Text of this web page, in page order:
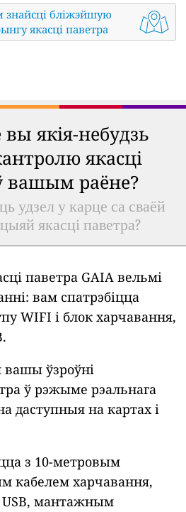
знайсці бліжэйшую
якасці паветра
вы якія-небудзь
якасці
вашым раёне?
удзел у карце са сваёй
якасці паветра?
паветра GAIA вельмі
вам спатрэбіцца
WIFI і блок харчавання,
ўзроўні
ў рэжыме рэальнага
даступныя на картах і
з 10-метровым
кабелем харчавання,
USB, мантажным